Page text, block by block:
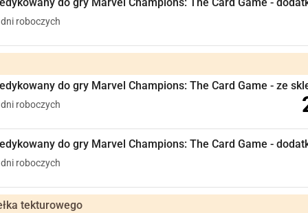
roboczych
do gry Marvel Champions: The Card Game - ze
roboczych
do gry Marvel Champions: The Card Game -
roboczych
tekturowego